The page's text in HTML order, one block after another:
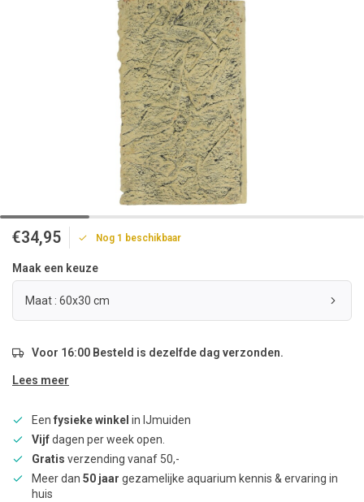
€34,95 Nog 1 beschikbaar
Maak een keuze
Maat : 60x30 cm
Voor 16:00 Besteld is dezelfde dag verzonden.
Lees meer
Een fysieke winkel in IJmuiden
Vijfdagen per week open.
Gratis verzending vanaf 50,-
Meer dan 50 jaar gezamelijke aquarium kennis & ervaring in
huis